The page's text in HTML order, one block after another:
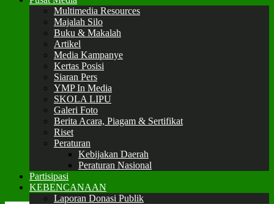
Multimedia Resources
Majalah Silo
Buku & Makalah
Artikel
Media Kampanye
Kertas Posisi
Siaran Pers
YMP In Media
SKOLA LIPU
Galeri Foto
Berita Acara, Piagam & Sertifikat
Riset
Peraturan
Kebijakan Daerah
Peraturan Nasional
Partisipasi
KEBENCANAAN
Laporan Donasi Publik